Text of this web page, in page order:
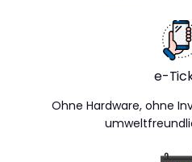
e-
Ohne Hardware, ohne